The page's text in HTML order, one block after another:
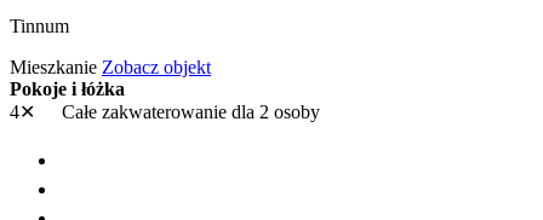
Tinnum
Mieszkanie Zobacz objekt
Pokoje i łóżka
4✕
Całe zakwaterowanie dla 2 osoby